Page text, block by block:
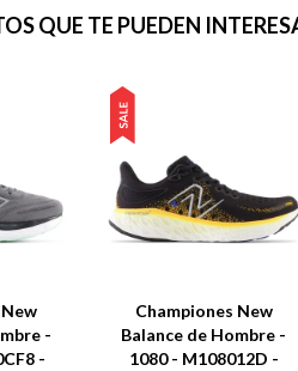
QUE TE PUEDEN
-
-
Championes New
Balance de Hombre -
1080 - M108012D -